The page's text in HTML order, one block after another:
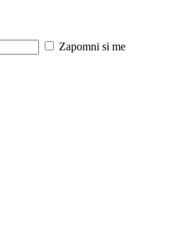
Zapomni si me